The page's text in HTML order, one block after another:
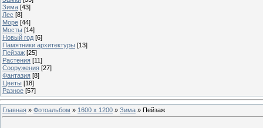
Зима [43]
Лес [8]
Море [44]
Мосты [14]
Новый год [6]
Памятники архитектуры [13]
Пейзаж [25]
Растения [11]
Сооружения [27]
Фантазия [8]
Цветы [18]
Разное [57]
Главная » Фотоальбом » 1600 x 1200 » Зима » Пейзаж